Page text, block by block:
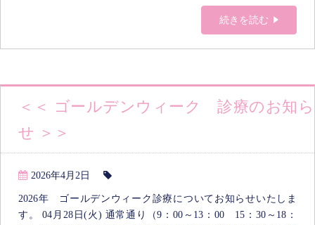
続きを読む
＜＜ ゴールデンウィーク 診療のお知ら
せ ＞＞
2026年4月2日
2026年 ゴールデンウィーク診療についてお知らせいたしま
す。 04月28日(火) 通常通り（9：00～13：00 15：30～18：